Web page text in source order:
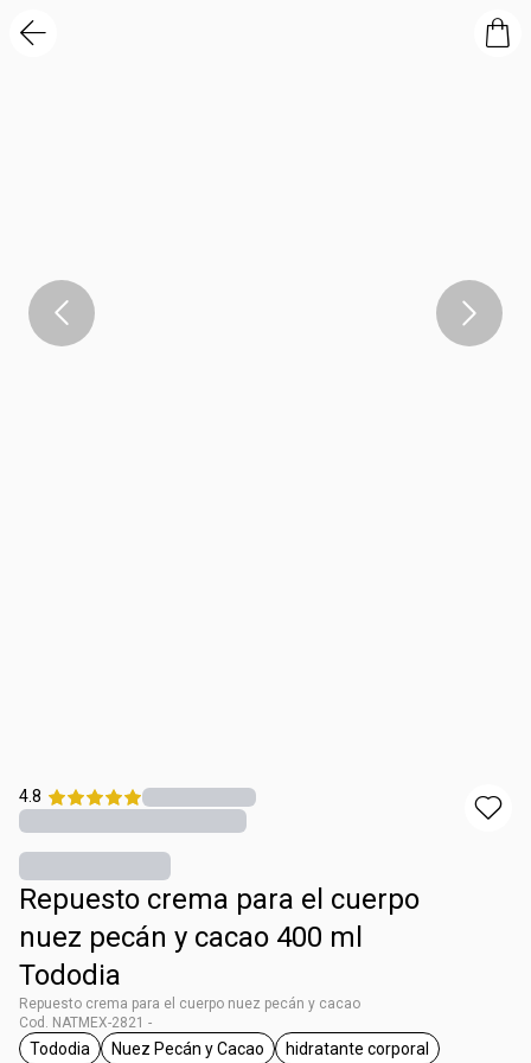
4.8
Repuesto crema para el cuerpo
nuez pecán y cacao 400 ml
Tododia
Repuesto crema para el cuerpo nuez pecán y cacao
Cod. NATMEX-2821 -
etiqueta Tododia
Tododia
etiqueta Nuez Pecán y Cacao
Nuez Pecán y Cacao
etiqueta hidratante
hidratante corporal